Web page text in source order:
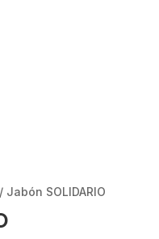
/ Jabón SOLIDARIO